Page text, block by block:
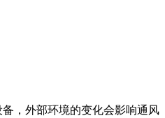
，外部环境的变化会影响通风